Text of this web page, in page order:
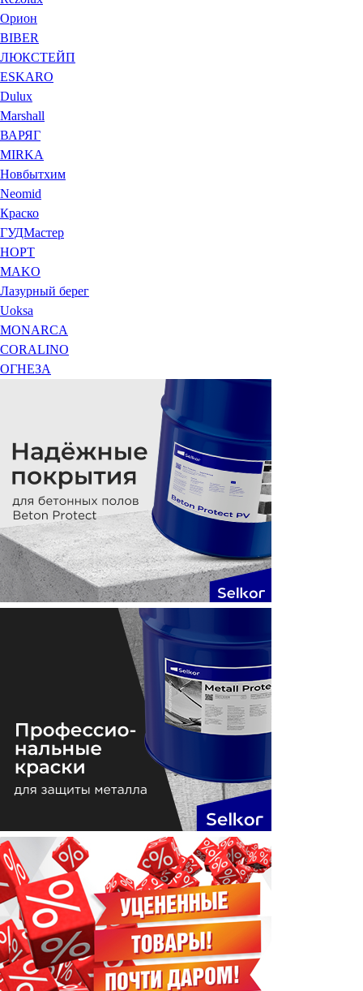
Орион
BIBER
ЛЮКСТЕЙП
ESKARO
Dulux
Marshall
ВАРЯГ
MIRKA
Новбытхим
Neomid
Краско
ГУДМастер
НОРТ
MAKO
Лазурный берег
Uoksa
MONARCA
CORALINO
ОГНЕЗА